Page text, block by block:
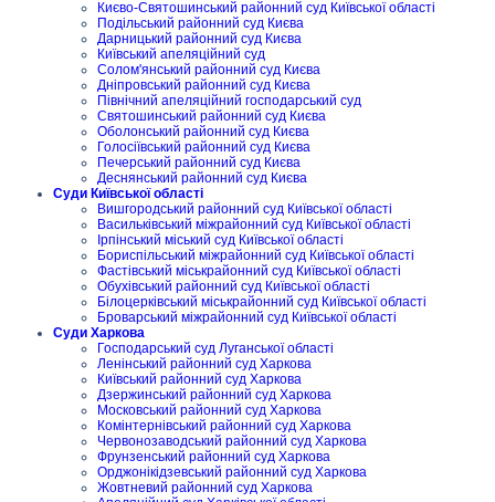
Києво-Святошинський районний суд Київської області
Подільський районний суд Києва
Дарницький районний суд Києва
Київський апеляційний суд
Солом'янський районний суд Києва
Дніпровський районний суд Києва
Північний апеляційний господарський суд
Святошинський районний суд Києва
Оболонський районний суд Києва
Голосіївський районний суд Києва
Печерський районний суд Києва
Деснянський районний суд Києва
Суди Київської області
Вишгородський районний суд Київської області
Васильківський міжрайонний суд Київської області
Ірпінський міський суд Київської області
Бориспільський міжрайонний суд Київської області
Фастівський міськрайонний суд Київської області
Обухівський районний суд Київської області
Білоцерківський міськрайонний суд Київської області
Броварський міжрайонний суд Київської області
Суди Харкова
Господарський суд Луганської області
Ленінський районний суд Харкова
Київський районний суд Харкова
Дзержинський районний суд Харкова
Московський районний суд Харкова
Комінтернівський районний суд Харкова
Червонозаводський районний суд Харкова
Фрунзенський районний суд Харкова
Орджонікідзевський районний суд Харкова
Жовтневий районний суд Харкова